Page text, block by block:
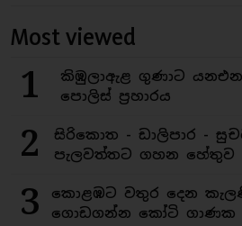
Most viewed
1
කිඹුලාඇළ ගුණාට
පොලිස් ප්‍රහාරය
2
සිරිකොත - ඩාලිපාර -
පැලවත්තට ගහන හේතුව
3
කොළඹට වතුර දෙන
ගොඩගන්න කෝටි ගාණක